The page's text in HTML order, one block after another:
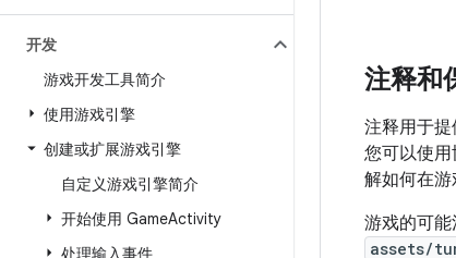
开发
游戏开发工具简介
使用游戏引擎
创建或扩展游戏引擎
自定义游戏引擎简介
开始使用 GameActivity
处理输入事件
注释和
注释用于
您可以使
解如何在
游戏的可
assets/